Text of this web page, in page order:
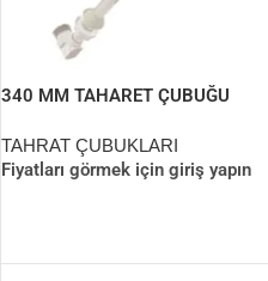
340 MM TAHARET ÇUBUĞU
TAHRAT ÇUBUKLARI
Fiyatları görmek için giriş yapın